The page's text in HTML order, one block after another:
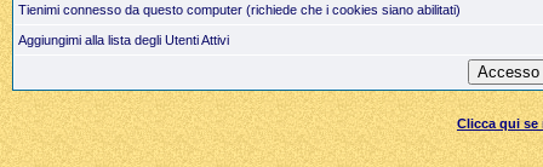
Tienimi connesso da questo computer (richiede che i cookies siano abilitati)
Aggiungimi alla lista degli Utenti Attivi
Clicca qui se